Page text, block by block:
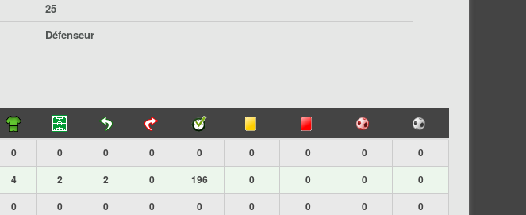
25
Défenseur
0 0 0 0 0 0 0 0
0
4 2 2 0 196 0 0 0
0
0 0 0 0 0 0 0 0
0